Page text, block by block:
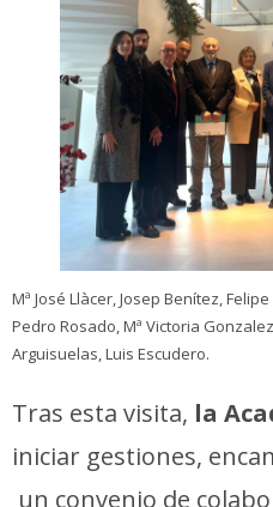
Mª José Llàcer, Josep Benítez,
Pedro Rosado, Mª Victoria
Arguisuelas, Luis Escudero.
Tras esta visita, la
iniciar gestiones,
un convenio de